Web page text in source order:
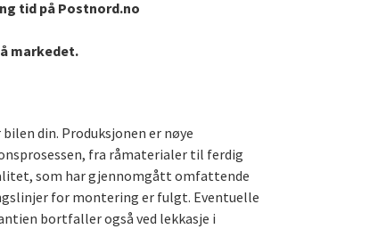
tid på Postnord.no
markedet.
din. Produksjonen er nøye
fra råmaterialer til ferdig
som har gjennomgått omfattende
for montering er fulgt. Eventuelle
bortfaller også ved lekkasje i